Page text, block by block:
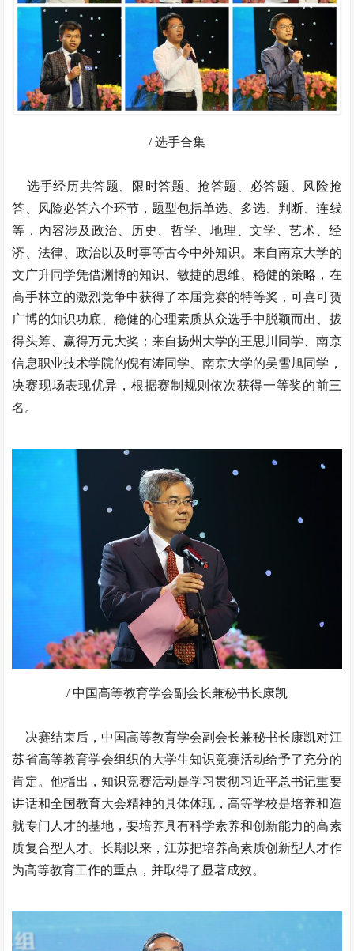
/ 选手合集
选手经历共答题、限时答题、抢答题、必答题、风险抢
答、风险必答六个环节，题型包括单选、多选、判断、连线
等，内容涉及政治、历史、哲学、地理、文学、艺术、经
济、法律、政治以及时事等古今中外知识。来自南京大学的
文广升同学凭借渊博的知识、敏捷的思维、稳健的策略，在
高手林立的激烈竞争中获得了本届竞赛的特等奖，可喜可贺
广博的知识功底、稳健的心理素质从众选手中脱颖而出、拔
得头筹、赢得万元大奖；来自扬州大学的王思川同学、南京
信息职业技术学院的倪有涛同学、南京大学的吴雪旭同学，
决赛现场表现优异，根据赛制规则依次获得一等奖的前三
名。
/ 中国高等教育学会副会长兼秘书长康凯
决赛结束后，中国高等教育学会副会长兼秘书长康凯对江
苏省高等教育学会组织的大学生知识竞赛活动给予了充分的
肯定。他指出，知识竞赛活动是学习贯彻习近平总书记重要
讲话和全国教育大会精神的具体体现，高等学校是培养和造
就专门人才的基地，要培养具有科学素养和创新能力的高素
质复合型人才。长期以来，江苏把培养高素质创新型人才作
为高等教育工作的重点，并取得了显著成效。